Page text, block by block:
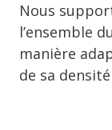
Nous
l’ensemble
manière
de sa